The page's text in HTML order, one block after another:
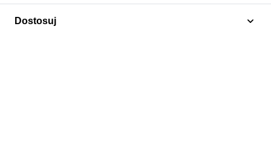
Polecamy
Dostosuj